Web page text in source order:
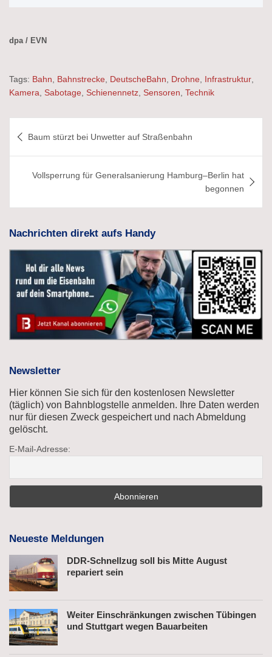
dpa / EVN
Tags: Bahn Bahnstrecke DeutscheBahn Drohne Infrastruktur
Kamera
Sabotage Schienennetz Sensoren Technik
Baum stürzt bei Unwetter auf Straßenbahn
Vollsperrung für Generalsanierung Hamburg–Berlin hat
begonnen
Nachrichten direkt aufs Handy
Newsletter
Hier können Sie sich für den kostenlosen Newsletter
(täglich) von Bahnblogstelle anmelden. Ihre Daten werden
nur für diesen Zweck gespeichert und nach Abmeldung
gelöscht.
E-Mail-Adresse:
Neueste Meldungen
DDR-Schnellzug soll bis Mitte August
repariert sein
Weiter Einschränkungen zwischen Tübingen
und Stuttgart wegen Bauarbeiten